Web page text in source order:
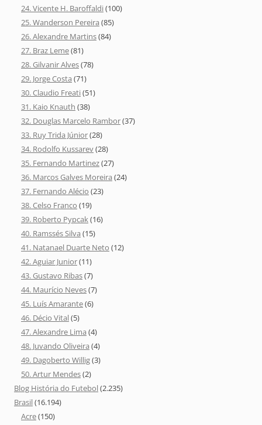
24. Vicente H. Baroffaldi(100)
25. Wanderson Pereira (85)
26. Alexandre Martins(84)
27. Braz Leme(81)
28. Gilvanir Alves(78)
29. Jorge Costa (71)
30. Claudio Freati(51)
31. Kaio Knauth (38)
32. Douglas Marcelo Rambor(37)
33. Ruy Trida Júnior(28)
34. Rodolfo Kussarev(28)
35. Fernando Martinez(27)
36. Marcos Galves Moreira (24)
37. Fernando Alécio (23)
38. Celso Franco (19)
39. Roberto Pypcak(16)
40. Ramssés Silva (15)
41. Natanael Duarte Neto (12)
42. Aguiar Junior(11)
43. Gustavo Ribas(7)
44. Maurício Neves(7)
45. Luís Amarante(6)
46. Décio Vital(5)
47. Alexandre Lima (4)
48. Juvando Oliveira (4)
49. Dagoberto Willig(3)
50. Artur Mendes(2)
Blog História do Futebol(2.235)
Brasil(16.194)
Acre(150)